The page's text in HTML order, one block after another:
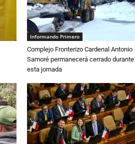
Informando Primero
Complejo Fronterizo Cardenal Antonio
Samoré permanecerá cerrado durante
esta jornada